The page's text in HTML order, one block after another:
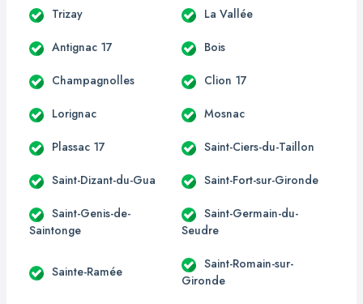
Trizay La Vallée
Antignac 17 Bois
Champagnolles Clion 17
Lorignac Mosnac
Plassac 17 Saint-Ciers-du-Taillon
Saint-Dizant-du-Gua Saint-Fort-sur-Gironde
Saint-Genis-de-
Saintonge
Saint-Germain-du-
Seudre
Sainte-Ramée
Saint-Romain-sur-
Gironde